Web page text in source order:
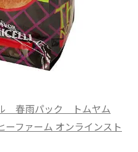
春雨パック トムヤム
ファーム オンラインスト